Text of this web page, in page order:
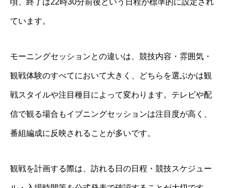
頃、終了は22時30分前後という日程が標準的に設定され
ています。
モーニングセッションとの違いは、競技内容・雰囲気・
観戦体験のすべてにおいて大きく、どちらを選ぶかは観
戦スタイルや注目種目によって変わります。テレビや配
信で観る場合もイブニングセッションは注目度が高く、
番組編成に反映されることが多いです。
観戦を計画する際は、訪れる日の日程・競技スケジュー